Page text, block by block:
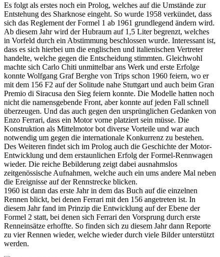
Es folgt als erstes noch ein Prolog, welches auf die Umstände zur
Entstehung des Sharknose eingeht. So wurde 1958 verkündet, dass
sich das Reglement der Formel 1 ab 1961 grundlegend ändern wird.
Ab diesem Jahr wird der Hubraum auf 1,5 Liter begrenzt, welches
in Vorfeld durch ein Abstimmung beschlossen wurde. Interessant ist,
dass es sich hierbei um die englischen und italienischen Vertreter
handelte, welche gegen die Entscheidung stimmten. Gleichwohl
machte sich Carlo Chiti unmittelbar ans Werk und erste Erfolge
konnte Wolfgang Graf Berghe von Trips schon 1960 feiern, wo er
mit dem 156 F2 auf der Solitude nahe Stuttgart und auch beim Gran
Premio di Siracusa den Sieg feiern konnte. Die Modelle hatten noch
nicht die namensgebende Front, aber konnte auf jeden Fall schnell
überzeugen. Und das auch gegen den ursprünglichen Gedanken von
Enzo Ferrari, dass ein Motor vorne platziert sein müsse. Die
Konstruktion als Mittelmotor bot diverse Vorteile und war auch
notwendig um gegen die internationale Konkurrenz zu bestehen.
Des Weiteren findet sich im Prolog auch die Geschichte der Motor-
Entwicklung und dem erstaunlichen Erfolg der Formel-Rennwagen
wieder. Die reiche Bebilderung zeigt dabei ausnahmslos
zeitgenössische Aufnahmen, welche auch ein ums andere Mal neben
die Ereignisse auf der Rennstrecke blicken.
1960 ist dann das erste Jahr in dem das Buch auf die einzelnen
Rennen blickt, bei denen Ferrari mit den 156 angetreten ist. In
diesem Jahr fand im Prinzip die Entwicklung auf der Ebene der
Formel 2 statt, bei denen sich Ferrari den Vorsprung durch erste
Renneinsätze erhoffte. So finden sich zu diesem Jahr dann Reporte
zu vier Rennen wieder, welche wieder durch viele Bilder unterstützt
werden.